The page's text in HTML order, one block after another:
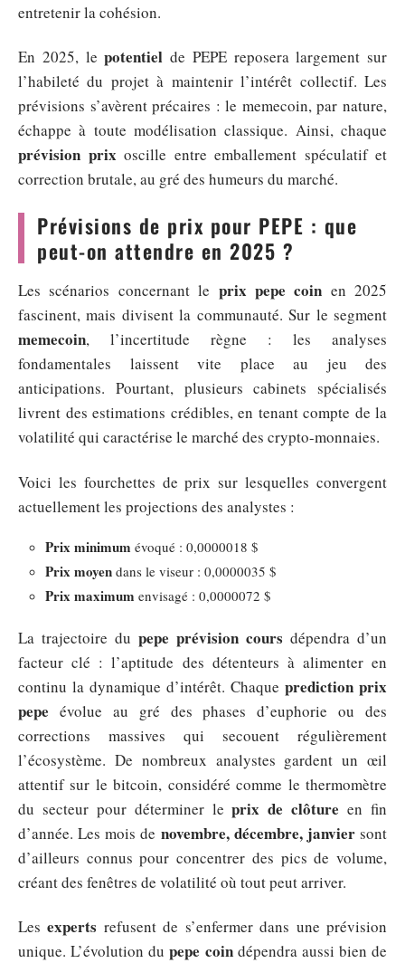
entretenir la cohésion.
En 2025, lepotentiel de PEPE reposera largement sur
l’habileté du projet à maintenir l’intérêt collectif. Les
prévisions s’avèrent précaires : le memecoin, par nature,
échappe à toute modélisation classique. Ainsi, chaque
prévision prix oscille entre emballement spéculatif et
correction brutale, au gré des humeurs du marché.
Prévisions de prix pour PEPE : que
peut-on attendre en 2025 ?
Les scénarios concernant le prix pepe coin en 2025
fascinent, mais divisent la communauté. Sur le segment
memecoin, l’incertitude règne : les analyses
fondamentales laissent vite place au jeu des
anticipations. Pourtant, plusieurs cabinets spécialisés
livrent des estimations crédibles, en tenant compte de la
volatilité qui caractérise le marché des crypto-monnaies.
Voici les fourchettes de prix sur lesquelles convergent
actuellement les projections des analystes :
Prix minimum évoqué : 0,0000018 $
Prix moyen dans le viseur : 0,0000035 $
Prix maximum envisagé : 0,0000072 $
La trajectoire du pepe prévision cours dépendra d’un
facteur clé : l’aptitude des détenteurs à alimenter en
continu la dynamique d’intérêt. Chaque prediction prix
pepe évolue au gré des phases d’euphorie ou des
corrections massives qui secouent régulièrement
l’écosystème. De nombreux analystes gardent un œil
attentif sur le bitcoin, considéré comme le thermomètre
du secteur pour déterminer leprix de clôture en fin
d’année. Les mois de novembre, décembre, janviersont
d’ailleurs connus pour concentrer des pics de volume,
créant des fenêtres de volatilité où tout peut arriver.
Lesexperts refusent de s’enfermer dans une prévision
unique. L’évolution dupepe coindépendra aussi bien de